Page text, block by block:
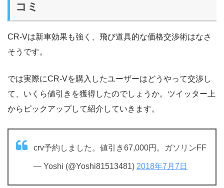
コミ
CR-Vは新車効果も強く、飛び道具的な価格交渉術はなさ
そうです。
では実際にCR-Vを購入したユーザーはどうやって交渉し
て、いくら値引きを獲得したのでしょうか。ツイッター上
からピックアップして紹介していきます。
crv予約しました。値引き67,000円。ガソリンFF
— Yoshi (@Yoshi81513481) 2018年7月7日